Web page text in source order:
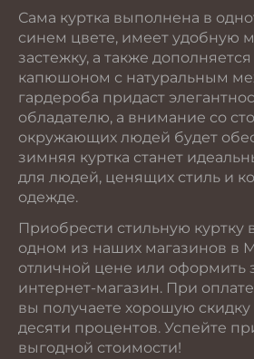
Сама куртка выполнена в
синем цвете, имеет удобную
застежку, а также
капюшоном с натуральным
гардероба придаст
обладателю, а внимание со
окружающих людей будет
зимняя куртка станет
для людей, ценящих стиль и
одежде.
Приобрести стильную куртку
одном из наших магазинов в
отличной цене или оформить
интернет-магазин. При
вы получаете хорошую
десяти процентов. Успейте
выгодной стоимости!